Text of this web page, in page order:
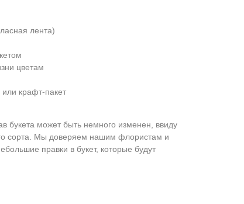
лента)
цветам
крафт-пакет
букета может быть немного изменен, ввиду
сорта. Мы доверяем нашим флористам и
правки в букет, которые будут